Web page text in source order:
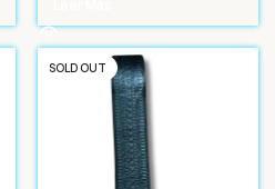
SOLD OUT